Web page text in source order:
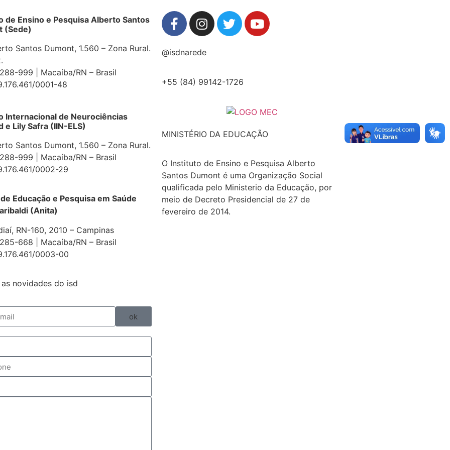
de Ensino e Pesquisa Alberto Santos
(Sede)
Santos Dumont, 1.560 – Zona Rural.
999 | Macaíba/RN – Brasil
0001-48
Internacional de Neurociências
e Lily Safra (IIN-ELS)
Santos Dumont, 1.560 – Zona Rural.
999 | Macaíba/RN – Brasil
0002-29
Educação e Pesquisa em Saúde
(Anita)
RN-160, 2010 – Campinas
668 | Macaíba/RN – Brasil
0003-00
as novidades do isd
ok
@isdnarede
+55 (84) 99142-1726
MINISTÉRIO DA EDUCAÇÃO
O Instituto de Ensino e Pesquisa Alberto
Santos Dumont é uma Organização Social
qualificada pelo Ministerio da Educação, por
meio de Decreto Presidencial de 27 de
fevereiro de 2014.